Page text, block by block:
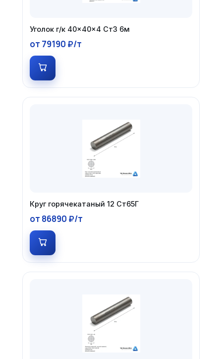
Уголок г/к 40×40×4 Ст3 6м
от 79190 ₽/т
Круг горячекатаный 12 Ст65Г
от 86890 ₽/т